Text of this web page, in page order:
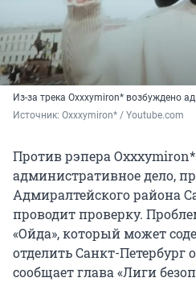
Из-за трека Oxxxymiron* возбуждено
Источник: Oxxxymiron* / Youtube.com
Против рэпера
административное дело,
Адмиралтейского района
проводит проверку.
«Ойда», который может
отделить Санкт-Петербург
сообщает глава «Лиги